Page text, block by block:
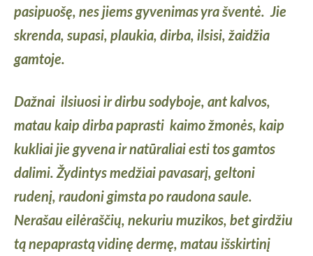
pasipuošę, nes jiems gyvenimas yra šventė. Jie
skrenda, supasi, plaukia, dirba, ilsisi, žaidžia
gamtoje.
Dažnai ilsiuosi ir dirbu sodyboje, ant kalvos,
matau kaip dirba paprasti kaimo žmonės, kaip
kukliai jie gyvena ir natūraliai esti tos gamtos
dalimi. Žydintys medžiai pavasarį, geltoni
rudenį, raudoni gimsta po raudona saule.
Nerašau eilėraščių, nekuriu muzikos, bet girdžiu
tą nepaprastą vidinę dermę, matau išskirtinį